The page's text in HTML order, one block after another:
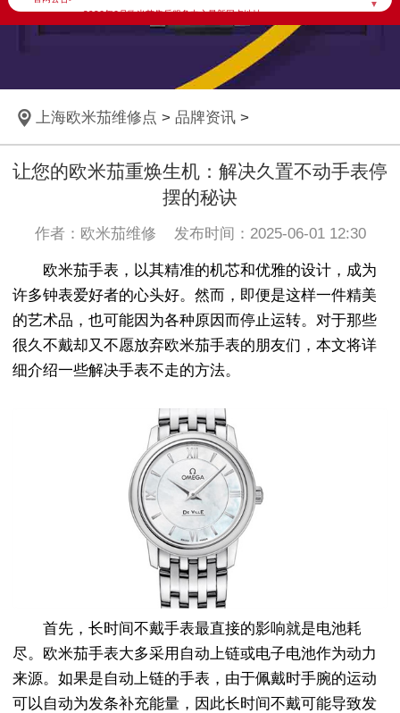
▼
2026年6月欧米茄售后服务中心最新网点地址：
上海市黄浦区南京东路299号宏伊国际广场写字楼8层806室欧米茄售后服务中心（需提前预约）
上海欧米茄维修点 > 品牌资讯>
让您的欧米茄重焕生机：解决久置不动手表停
摆的秘诀
作者：欧米茄维修 发布时间：2025-06-01 12:30
欧米茄手表，以其精准的机芯和优雅的设计，成为
许多钟表爱好者的心头好。然而，即便是这样一件精美
的艺术品，也可能因为各种原因而停止运转。对于那些
很久不戴却又不愿放弃欧米茄手表的朋友们，本文将详
细介绍一些解决手表不走的方法。
首先，长时间不戴手表最直接的影响就是电池耗
尽。欧米茄手表大多采用自动上链或电子电池作为动力
来源。如果是自动上链的手表，由于佩戴时手腕的运动
可以自动为发条补充能量，因此长时间不戴可能导致发